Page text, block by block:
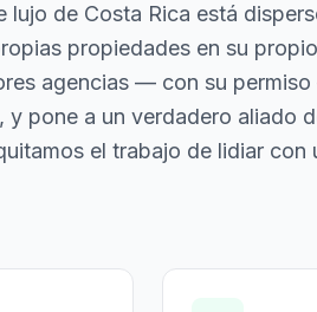
lujo de Costa Rica está
propiedades en su
agencias — con su
pone a un verdadero aliado
el trabajo de lidiar con